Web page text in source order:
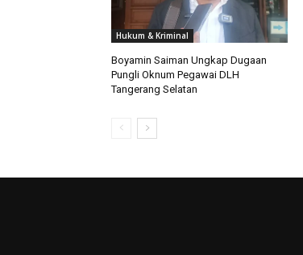
Hukum & Kriminal
Boyamin Saiman Ungkap Dugaan
Pungli Oknum Pegawai DLH
Tangerang Selatan